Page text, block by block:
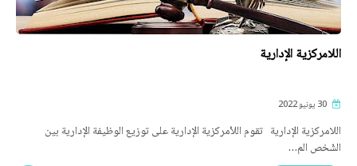
اللامركزية الإدارية
اللامركزية الإدارية تقوم اللاّمركزية الإدارية على توزيع الوظيفة الإدارية بين
الشّخص الم…